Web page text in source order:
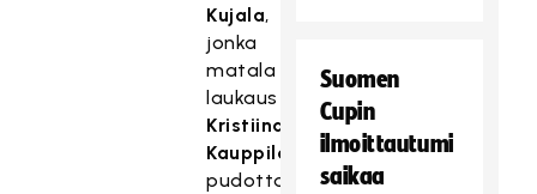
Kujala,
jonka
matala
laukaus
Kristiina
Kauppilan
pudottamasta
Suomen
Cupin
ilmoittautumi
saikaa